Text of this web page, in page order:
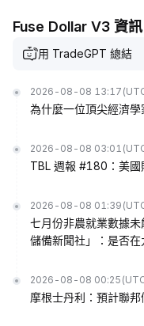
Fuse Dollar V3 資訊
用 TradeGPT 總結
2026-08-08 13:17
為什麼一位頂尖經濟
2026-08-08 03:01
TBL 週報 #180：美國
2026-08-08 01:39
七月份非農就業數據
儲備新聞社」：是否
2026-08-08 00:25
摩根士丹利：預計聯